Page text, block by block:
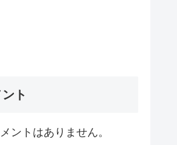
ト
ントはありません。